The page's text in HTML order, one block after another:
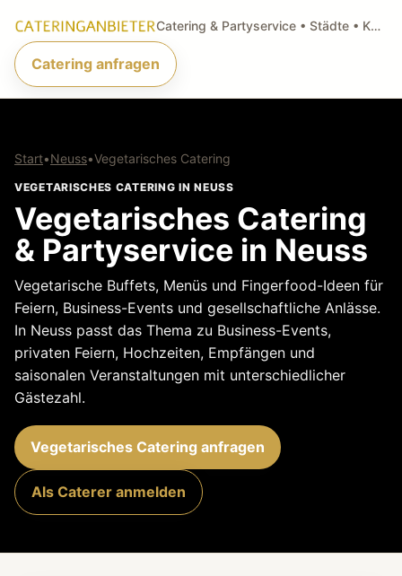
Catering & Partyservice • Städte • Küchenarten • Anfragen
Catering anfragen
Start•Neuss•Vegetarisches Catering
VEGETARISCHES CATERING IN NEUSS
Vegetarisches Catering
& Partyservice in Neuss
Vegetarische Buffets, Menüs und Fingerfood-Ideen für
Feiern, Business-Events und gesellschaftliche Anlässe.
In Neuss passt das Thema zu Business-Events,
privaten Feiern, Hochzeiten, Empfängen und
saisonalen Veranstaltungen mit unterschiedlicher
Gästezahl.
Vegetarisches Catering anfragen
Als Caterer anmelden